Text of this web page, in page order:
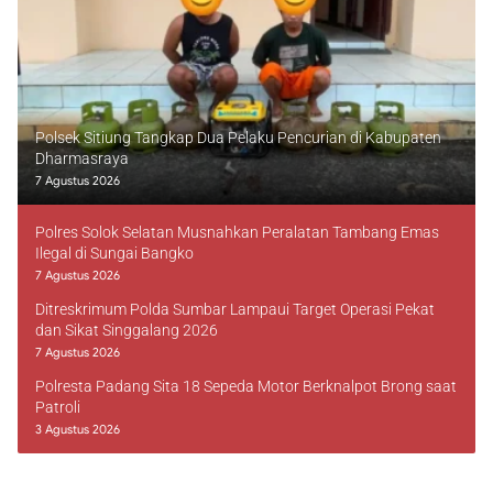
Polsek Sitiung Tangkap Dua Pelaku Pencurian di Kabupaten
Dharmasraya
7 Agustus 2026
Polres Solok Selatan Musnahkan Peralatan Tambang Emas
Ilegal di Sungai Bangko
7 Agustus 2026
Ditreskrimum Polda Sumbar Lampaui Target Operasi Pekat
dan Sikat Singgalang 2026
7 Agustus 2026
Polresta Padang Sita 18 Sepeda Motor Berknalpot Brong saat
Patroli
3 Agustus 2026